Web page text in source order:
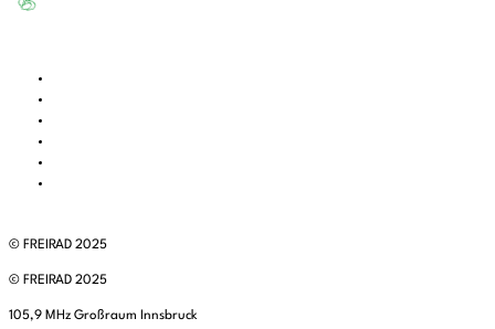
© FREIRAD 2025
© FREIRAD 2025
105,9 MHz Großraum Innsbruck